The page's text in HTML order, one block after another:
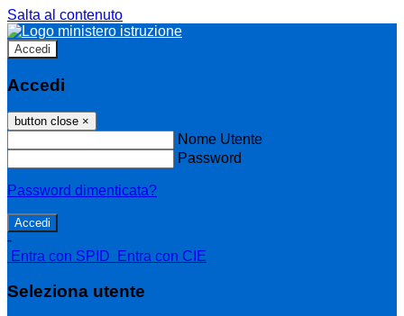
Salta al contenuto
Accedi
Accedi
button close ×
Nome Utente
Password
Password dimenticata?
-
Entra con SPID
Entra con CIE
Seleziona utente